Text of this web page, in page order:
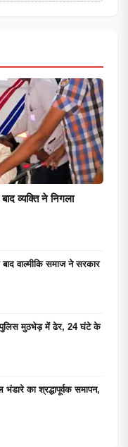
व्यक्ति ने निगला
वाल्मीकि समाज ने सरकार
पुलिस मुठभेड़ में ढेर, 24 घंटे के
भंडारे का श्रद्धापूर्वक समापन,